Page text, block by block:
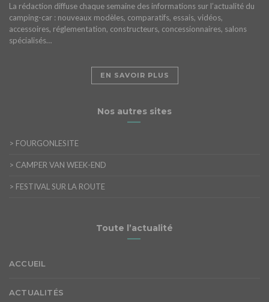
La rédaction diffuse chaque semaine des informations sur l’actualité du
camping-car : nouveaux modèles, comparatifs, essais, vidéos,
accessoires, réglementation, constructeurs, concessionnaires, salons
spécialisés…
EN SAVOIR PLUS
Nos autres sites
> FOURGONLESITE
> CAMPER VAN WEEK-END
> FESTIVAL SUR LA ROUTE
Toute l’actualité
ACCUEIL
ACTUALITÉS